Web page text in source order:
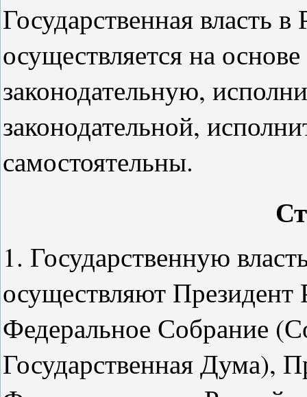
Государственная власть
осуществляется на
законодательную,
законодательной,
самостоятельны.
1. Государственную
осуществляют
Федеральное Собрание
Государственная Дума),